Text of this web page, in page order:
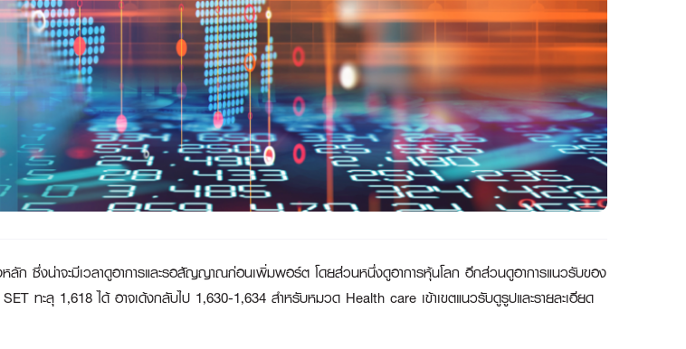
ลัก ซึ่งน่าจะมีเวลาดูอาการและรอสัญญาณก่อนเพิ่มพอร์ต โดยส่วนหนึ่งดูอาการหุ้นโลก อีกส่วนดูอาการแนวรับของ
ทะลุ 1,618 ได้ อาจเด้งกลับไป 1,630-1,634 สำหรับหมวด Health care เข้าเขตแนวรับดูรูปและรายละเอียด